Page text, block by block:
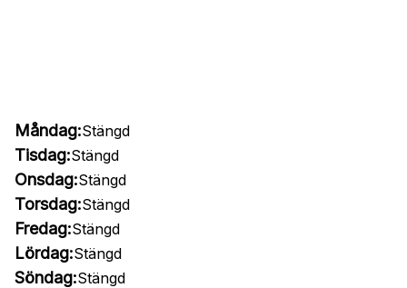
Måndag:Stängd
Tisdag:Stängd
Onsdag:Stängd
Torsdag:Stängd
Fredag:Stängd
Lördag:Stängd
Söndag:Stängd